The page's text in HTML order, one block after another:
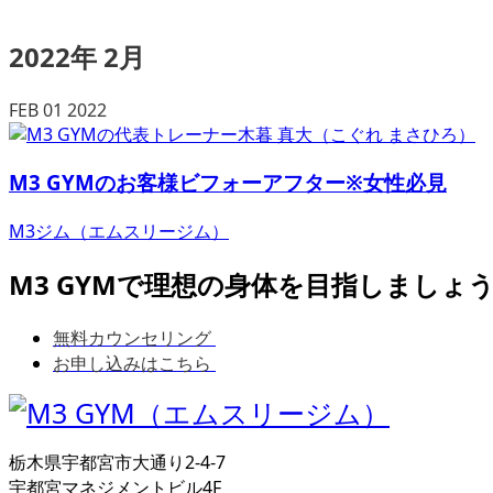
2022年 2月
FEB01 2022
M3 GYMのお客様ビフォーアフター※女性必見
M3ジム（エムスリージム）
M3 GYMで理想の身体を目指しましょ
無料カウンセリング
お申し込みはこちら
栃木県宇都宮市大通り2-4-7
宇都宮マネジメントビル4F